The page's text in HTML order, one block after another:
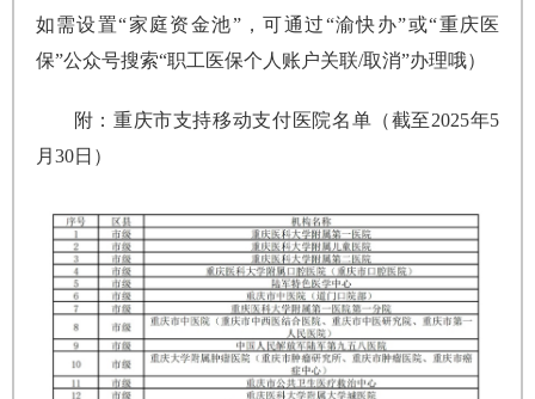
如需设置“家庭资金池”，可通过“渝快办”或“重庆医
保”公众号搜索“职工医保个人账户关联/取消”办理哦）
附： 重庆市支持移动支付医院名单（截至2025年5
月30日）